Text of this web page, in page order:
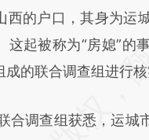
实意图存在偏差。不
。
西的户口，其身为运
这起被称为“房媳”的
的联合调查组进行核
调查组获悉，运城